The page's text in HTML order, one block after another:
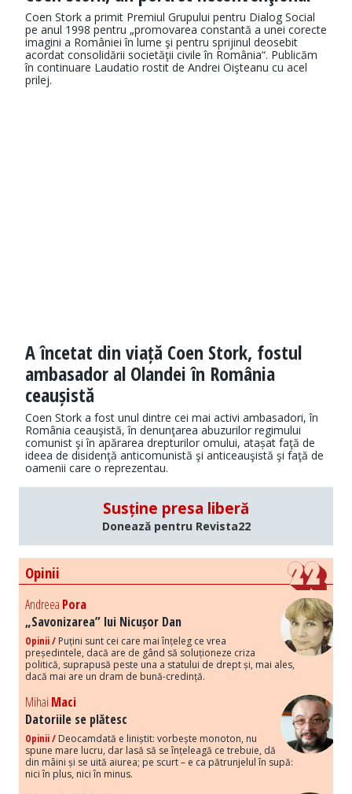
Coen Stork a primit Premiul Grupului pentru Dialog Social
pe anul 1998 pentru „promovarea constantă a unei corecte
imagini a României în lume şi pentru sprijinul deosebit
acordat consolidării societăţii civile în România“. Publicăm
în continuare Laudatio rostit de Andrei Oişteanu cu acel
prilej.
A încetat din viață Coen Stork, fostul
ambasador al Olandei în România
ceaușistă
Coen Stork a fost unul dintre cei mai activi ambasadori, în
România ceauşistă, în denunţarea abuzurilor regimului
comunist şi în apărarea drepturilor omului, atașat faţă de
ideea de disidenţă anticomunistă şi anticeauşistă şi faţă de
oamenii care o reprezentau.
Susține presa liberă
Donează pentru Revista22
Opinii
Andreea Pora
„Savonizarea” lui Nicușor Dan
Opinii / Puțini sunt cei care mai înțeleg ce vrea
președintele, dacă are de gând să soluționeze criza
politică, suprapusă peste una a statului de drept și, mai ales,
dacă mai are un dram de bună-credință.
Mihai Maci
Datoriile se plătesc
Opinii / Deocamdată e liniștit: vorbește monoton, nu
spune mare lucru, dar lasă să se înțeleagă ce trebuie, dă
din mâini și se uită aiurea; pe scurt – e ca pătrunjelul în supă:
nici în plus, nici în minus.